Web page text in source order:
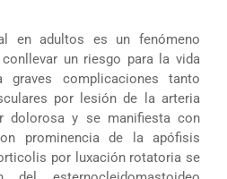
en adultos es un fenómeno
un riesgo para la vida
graves complicaciones tanto
por lesión de la arteria
dolorosa y se manifiesta con
prominencia de la apófisis
por luxación rotatoria se